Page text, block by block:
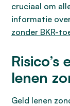
cruciaal om
informatie
zonder BKR-
lenen
Geld lenen